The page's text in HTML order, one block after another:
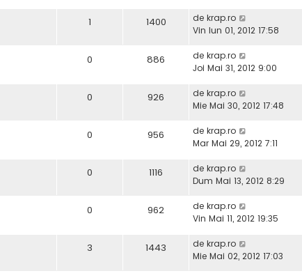
1 1400 de krap.ro
Vin Iun 01, 2012 17:58
0 886 de krap.ro
Joi Mai 31, 2012 9:00
0 926 de krap.ro
Mie Mai 30, 2012 17:48
0 956 de krap.ro
Mar Mai 29, 2012 7:11
0 1116 de krap.ro
Dum Mai 13, 2012 8:29
0 962 de krap.ro
Vin Mai 11, 2012 19:35
3 1443 de krap.ro
Mie Mai 02, 2012 17:03